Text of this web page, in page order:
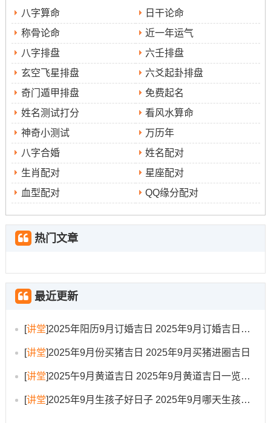
9月30日（星期二,农历八月初九）：此日为“天德
日”，天德同样是至尊吉神，寓意上天之德,福泽深厚。
该日宜“拆卸、修造、动土、安门”- 是下旬异常理想的选
择。吉时有癸卯时（5:00-6：59）、甲辰时（7:00-8：
59）、丁未时（13：00-14：59）同己酉时（17:00-
18:59）.
选择同施工中的注意事项
通过择吉是为了祈求更好的开端；但实际的顺利更离不开
周详的规划同细致的执行...吉日选择需结合个人实际情
况。若家中有孕妇或重病患者。动土开工需越发谨慎,必要
时可咨询专业人士。需考虑当地的气候条件。九月虽入
秋。但部分地区仍多雨或开始转凉，需避免在恶劣天气下
进行户外作业或材料进场；合理安排工期、预留因天气大
材料需存放于干燥通风处。避免受潮变形或暴晒作用品
质。开工仪式虽是一种传统！但保持现场整洁、人员和
谐、言语吉祥 都能为后续工程营造积极氛围。切记。吉日
吉时提供的是一个向上的时空能量场。真正的工程质量与
的沟通协调！欢迎交流你的经历 ！
八字算命
日干论命
称骨论命
近一年运气
八字排盘
六壬排盘
玄空飞星排盘
六爻起卦排盘
奇门遁甲排盘
免费起名
姓名测试打分
看风水算命
神奇小测试
万历年
八字合婚
姓名配对
生肖配对
星座配对
血型配对
QQ缘分配对
热门文章
最近更新
[讲堂]2025年阳历9月订婚吉日 2025年9月订婚吉日有哪几天
[讲堂]2025年9月份买猪吉日 2025年9月买猪进圈吉日
[讲堂]2025午9月黄道吉日 2025年9月黄道吉日一览表大全
[讲堂]2025年9月生孩子好日子 2025年9月哪天生孩子比较好